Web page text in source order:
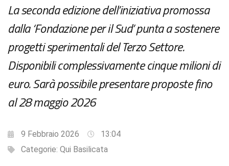
La seconda edizione dell’iniziativa promossa
dalla ‘Fondazione per il Sud’ punta a sostenere
progetti sperimentali del Terzo Settore.
Disponibili complessivamente cinque milioni di
euro. Sarà possibile presentare proposte fino
al 28 maggio 2026
9 Febbraio 2026
13:04
Categorie: Qui Basilicata